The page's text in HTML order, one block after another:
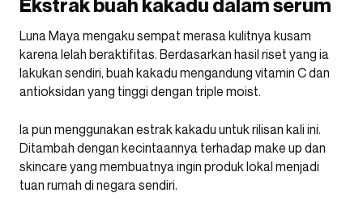
Ekstrak buah kakadu dalam serum
Luna Maya mengaku sempat merasa kulitnya kusam
karena lelah beraktifitas. Berdasarkan hasil riset yang ia
lakukan sendiri, buah kakadu mengandung vitamin C dan
antioksidan yang tinggi dengan triple moist.
Ia pun menggunakan estrak kakadu untuk rilisan kali ini.
Ditambah dengan kecintaannya terhadap make up dan
skincare yang membuatnya ingin produk lokal menjadi
tuan rumah di negara sendiri.